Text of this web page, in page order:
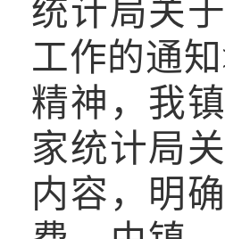
统计局关
工作的通
精神，我
家统计局
内容，明确